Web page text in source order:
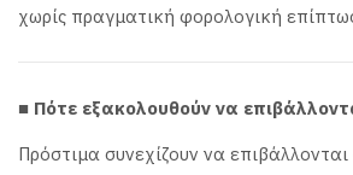
χωρίς πραγματική φορολογική
■ Πότε εξακολουθούν να
Πρόστιμα συνεχίζουν να